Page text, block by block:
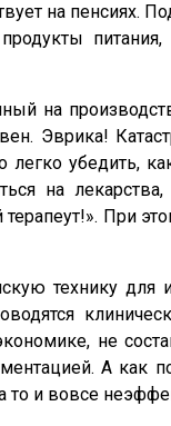
на
на
Эврика!
убедить,
на
При
технику
не
А
то и вовсе